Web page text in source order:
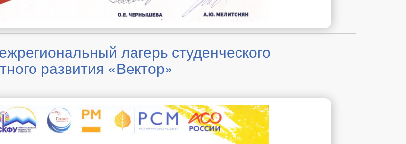
лагерь студенческого
развития «Вектор»